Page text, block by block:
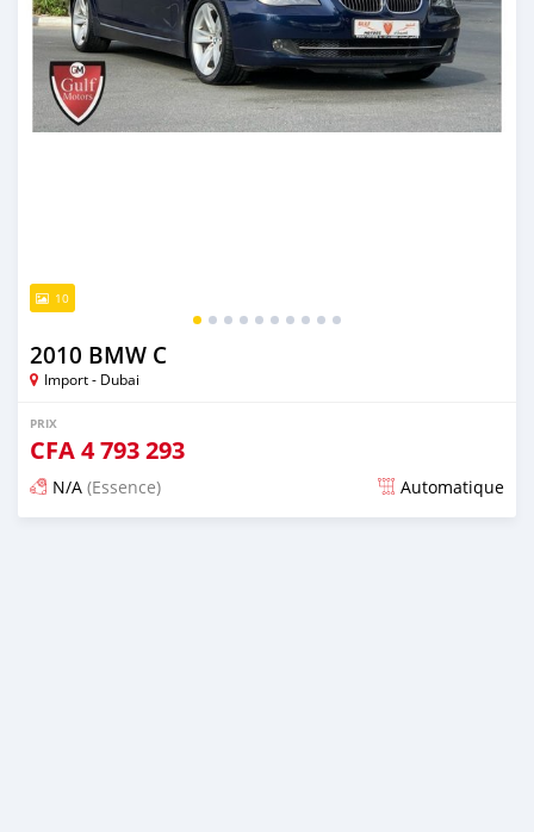
10
2010 BMW C
Import - Dubai
PRIX
CFA4 793 293
N/A (Essence) Automatique